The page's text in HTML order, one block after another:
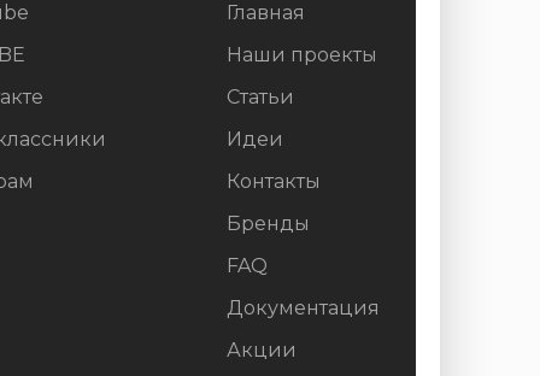
Главная
Наши проекты
Статьи
Идеи
Контакты
Бренды
FAQ
Документация
Акции